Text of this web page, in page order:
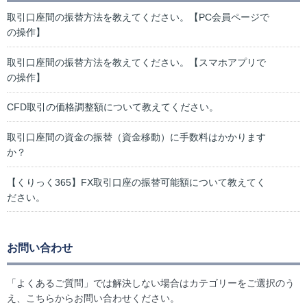
取引口座間の振替方法を教えてください。【PC会員ページで
の操作】
取引口座間の振替方法を教えてください。【スマホアプリで
の操作】
CFD取引の価格調整額について教えてください。
取引口座間の資金の振替（資金移動）に手数料はかかります
か？
【くりっく365】FX取引口座の振替可能額について教えてく
ださい。
お問い合わせ
「よくあるご質問」では解決しない場合はカテゴリーをご選択のう
え、こちらからお問い合わせください。